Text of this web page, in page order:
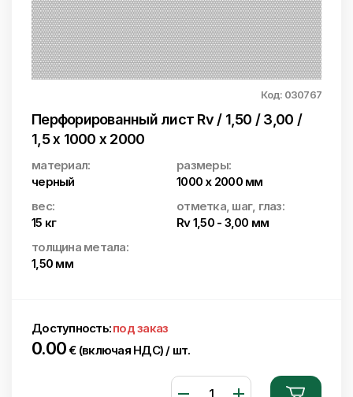
Код: 030767
Перфорированный лист Rv / 1,50 / 3,00 /
1,5 x 1000 x 2000
материал:
черный
размеры:
1000 x 2000 мм
вес:
15 кг
отметка, шаг, глаз:
Rv 1,50 - 3,00 мм
толщина метала:
1,50 мм
Доступность:под заказ
0.00€ (включая НДС) / шт.